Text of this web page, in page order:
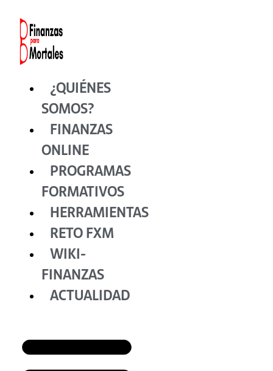
contenido
¿QUIÉNES
SOMOS?
FINANZAS
ONLINE
PROGRAMAS
FORMATIVOS
HERRAMIENTAS
RETO FXM
WIKI-
FINANZAS
ACTUALIDAD